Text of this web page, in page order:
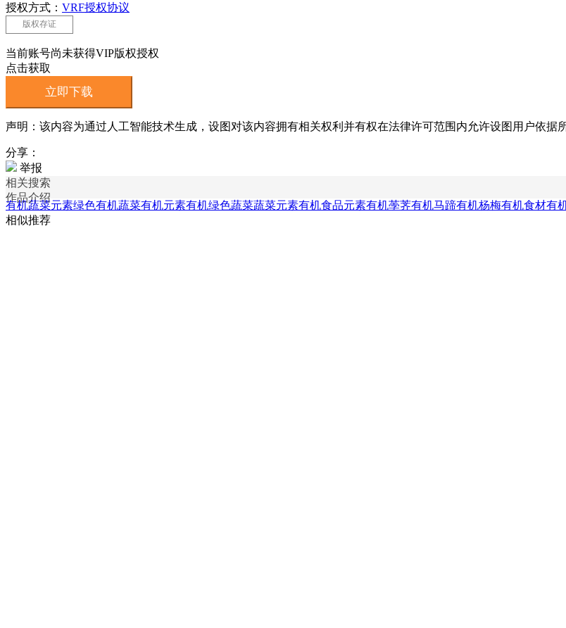
授权方式： VRF授权协议
版权存证
当前账号尚未获得VIP版权授权
点击获取
立即下载
声明：该内容为通过人工智能技术生成，设图对该内容拥有相关权利并有权在法律许可范围内允许设图用户依据
分享：
举报
相关搜索
作品介绍
有机蔬菜元素绿色有机蔬菜有机元素有机绿色蔬菜蔬菜元素有机食品元素有机荸荠有机马蹄有机杨梅有机食材有
相似推荐